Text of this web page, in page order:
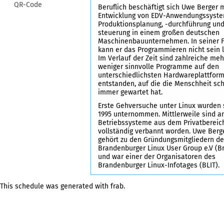
QR-Code
Beruflich beschäftigt sich Uwe Berger
Entwicklung von EDV-
Produktionsplanung, -durchführung
steuerung in einem großen deutschen
Maschinenbauunternehmen. In seiner
kann er das Programmieren nicht sein
Im Verlauf der Zeit sind zahlreiche
weniger sinnvolle Programme auf den
unterschiedlichsten
entstanden, auf die die Menschheit
immer gewartet hat.
Erste Gehversuche unter Linux wurden
1995 unternommen. Mittlerweile sind
Betriebssysteme aus dem
vollständig verbannt worden. Uwe
gehört zu den Gründungsmitgliedern
Brandenburger Linux User Group e.V
und war einer der Organisatoren des
Brandenburger Linux-Infotages (BLIT).
This schedule was generated with frab.